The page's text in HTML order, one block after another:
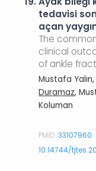
tedavisi
açan
The
clinical
of ankle
Mustafa
Duramaz,
Koluman
PMID:33107960
10.14744/